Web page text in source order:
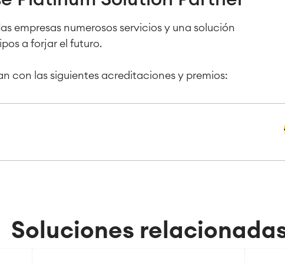
empresas numerosos servicios y una solución
a forjar el futuro.
con las siguientes acreditaciones y premios:
Soluciones